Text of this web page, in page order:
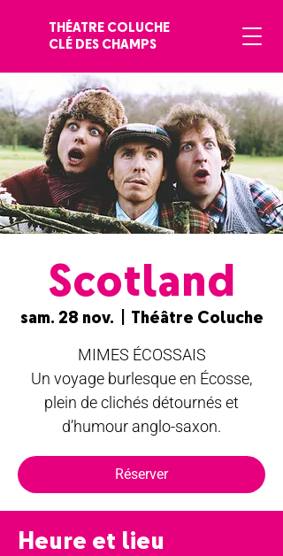
THÉATRE COLUCHE
CLÉ DES CHAMPS
Scotland
sam. 28 nov. Théâtre Coluche
MIMES ÉCOSSAIS
Un voyage burlesque en Écosse,
plein de clichés détournés et
d’humour anglo-saxon.
Réserver
Heure et lieu